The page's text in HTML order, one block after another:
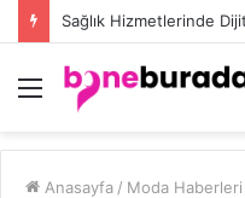
Düğün Eşarp Modelleri ile
Menü
Anasayfa / Moda Haberleri